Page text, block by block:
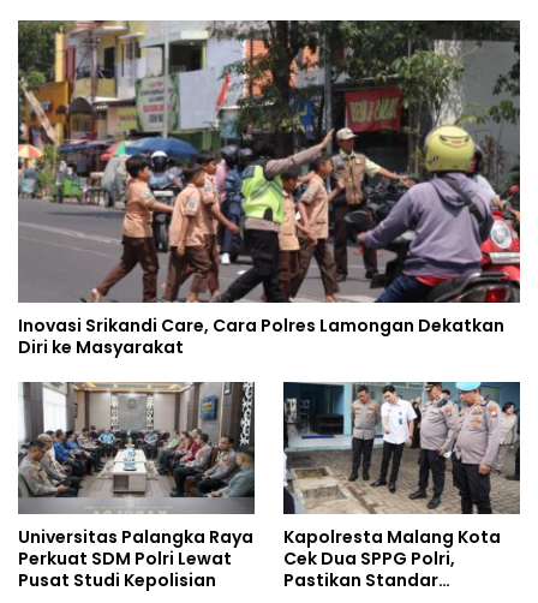
Inovasi Srikandi Care, Cara Polres Lamongan Dekatkan
Diri ke Masyarakat
Universitas Palangka Raya
Perkuat SDM Polri Lewat
Pusat Studi Kepolisian
Kapolresta Malang Kota
Cek Dua SPPG Polri,
Pastikan Standar